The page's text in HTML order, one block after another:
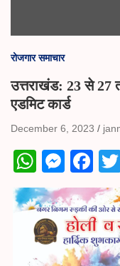
रोजगार समाचार
उत्तराखंड: 23 से 27
एडमिट कार्ड
December 6, 2023
W
ha
ts
A
pp
M
es
se
ng
er
Fa
ce
bo
ok